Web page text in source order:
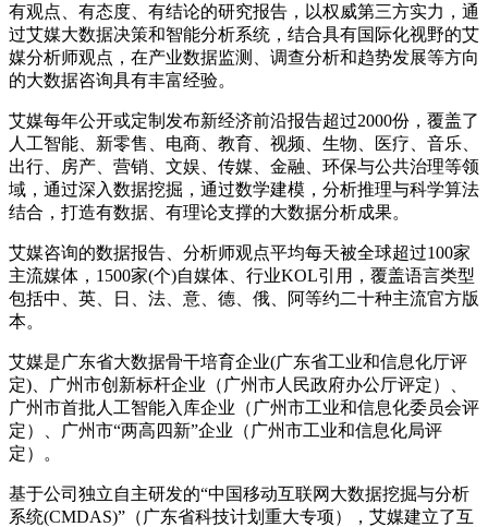
有观点、有态度、有结论的研究报告，以权威第三方实力，通
过艾媒大数据决策和智能分析系统，结合具有国际化视野的艾
媒分析师观点，在产业数据监测、调查分析和趋势发展等方向
的大数据咨询具有丰富经验。
艾媒每年公开或定制发布新经济前沿报告超过2000份，覆盖了
人工智能、新零售、电商、教育、视频、生物、医疗、音乐、
出行、房产、营销、文娱、传媒、金融、环保与公共治理等领
域，通过深入数据挖掘，通过数学建模，分析推理与科学算法
结合，打造有数据、有理论支撑的大数据分析成果。
艾媒咨询的数据报告、分析师观点平均每天被全球超过100家
主流媒体，1500家(个)自媒体、行业KOL引用，覆盖语言类型
包括中、英、日、法、意、德、俄、阿等约二十种主流官方版
本。
艾媒是广东省大数据骨干培育企业(广东省工业和信息化厅评
定)、广州市创新标杆企业（广州市人民政府办公厅评定）、
广州市首批人工智能入库企业（广州市工业和信息化委员会评
定）、广州市“两高四新”企业（广州市工业和信息化局评
定）。
基于公司独立自主研发的“中国移动互联网大数据挖掘与分析
系统(CMDAS)”（广东省科技计划重大专项），艾媒建立了互